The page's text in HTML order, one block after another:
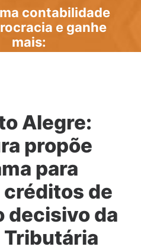
contabilidade
e ganhe
mais:
Alegre:
propõe
para
de
decisivo da
Tributária